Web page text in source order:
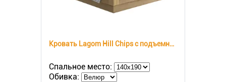
Кровать Lagom Hill Chips с подъемным механизмом
Спальное место:
Обивка: